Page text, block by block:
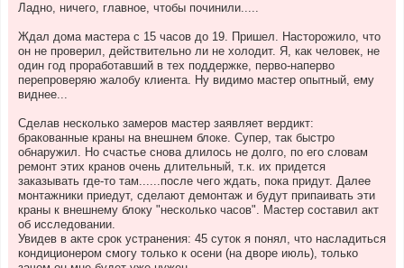
Ладно, ничего, главное, чтобы починили.....
Ждал дома мастера с 15 часов до 19. Пришел. Насторожило, что
он не проверил, действительно ли не холодит. Я, как человек, не
один год проработавший в тех поддержке, перво-наперво
перепроверяю жалобу клиента. Ну видимо мастер опытный, ему
виднее...
Сделав несколько замеров мастер заявляет вердикт:
бракованные краны на внешнем блоке. Супер, так быстро
обнаружил. Но счастье снова длилось не долго, по его словам
ремонт этих кранов очень длительный, т.к. их придется
заказывать где-то там......после чего ждать, пока придут. Далее
монтажники приедут, сделают демонтаж и будут припаивать эти
краны к внешнему блоку "несколько часов". Мастер составил акт
об исследовании.
Увидев в акте срок устранения: 45 суток я понял, что насладиться
кондиционером смогу только к осени (на дворе июль), только